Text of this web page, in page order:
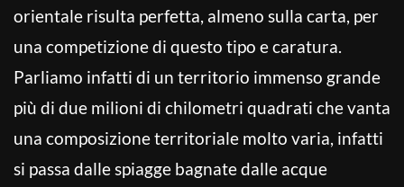
orientale risulta perfetta, almeno sulla carta, per
una competizione di questo tipo e caratura.
Parliamo infatti di un territorio immenso grande
più di due milioni di chilometri quadrati che vanta
una composizione territoriale molto varia, infatti
si passa dalle spiagge bagnate dalle acque